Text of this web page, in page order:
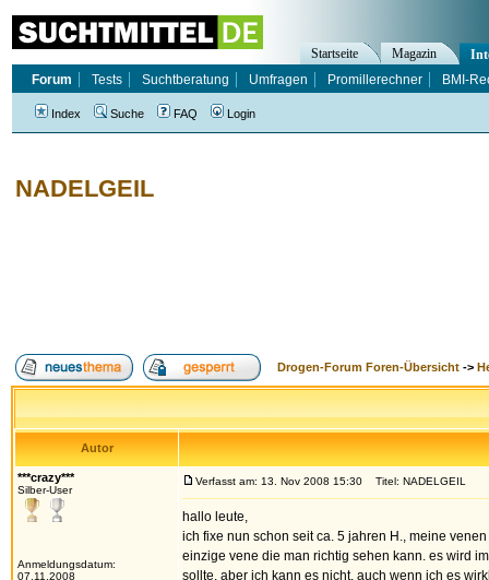
NADELGEIL
Drogen-Forum Foren-Übersicht ->
Autor
***crazy***
Silber-User
Anmeldungsdatum:
07.11.2008
Verfasst am: 13. Nov 2008 15:30 Titel: NADELGEIL
hallo leute,
ich fixe nun schon seit ca. 5 jahren H., meine
einzige vene die man richtig sehen kann. es wird
sollte, aber ich kann es nicht, auch wenn ich es
Startseite Magazin
Forum
Tests Suchtberatung Umfragen Promillerechner BMI-
Index Suche FAQ Login